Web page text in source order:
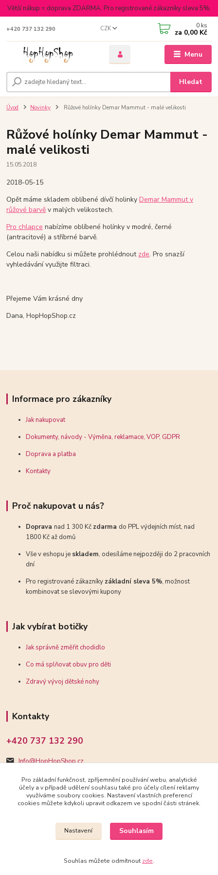
Větší nákup = doprava ZDARMA. Pro registrované zákazníky sleva 5%.
Menu
CZK
Hledat
+420 737 132 290 0 ks
za 0,00 Kč
Úvod Novinky Růžové holínky Demar Mammut - malé velikosti
Růžové holínky Demar Mammut -
malé velikosti
15.05.2018
2018-05-15
Opět máme skladem oblíbené dívčí holinkyDemar Mammut v
růžové barvě v malých velikostech.
Pro chlapce nabízíme oblíbené holínky v modré, černé
(antracitové) a stříbrné barvě.
Celou naši nabídku si můžete prohlédnout zde. Pro snazší
vyhledávání využijte filtraci.
Přejeme Vám krásné dny
Dana, HopHopShop.cz
Informace pro zákazníky
Jak nakupovat
Dokumenty, návody - Výměna, reklamace, VOP, GDPR
Doprava a platba
Kontakty
Proč nakupovat u nás?
Dopravanad 1 300 Kč zdarma do PPL výdejních míst, nad
1800 Kč až domů
Vše v eshopu je skladem, odesíláme nejpozději do 2 pracovních
dní
Pro registrované zákazníky základní sleva 5%, možnost
kombinovat se slevovými kupony
Jak vybírat botičky
Jak správně změřit chodidlo
Co má splňovat obuv pro děti
Zdravý vývoj dětské nohy
Kontakty
+420 737 132 290
Info@HopHopShop.cz
Upravit sběr cookies.
2018-2025 HopHopShop.cz
Pro základní funkčnost, zpříjemnění používání webu, analytické
účely a v případě udělení souhlasu také pro účely cílení reklamy
využíváme soubory cookies. Nastavení vlastních preferencí
cookies můžete kdykoli upravit odkazem ve spodní části stránek.
Nastavení Souhlasím
Souhlas můžete odmítnout zde.